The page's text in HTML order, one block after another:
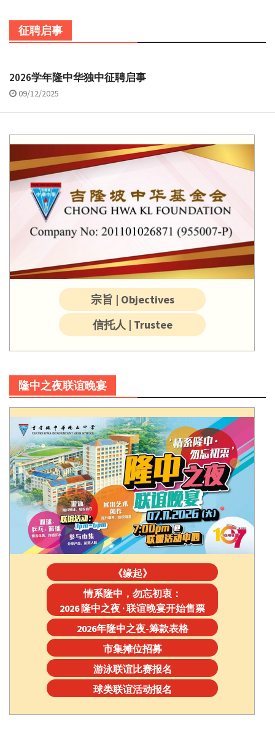
征聘启事
2026学年隆中华独中征聘启事
09/12/2025
宗旨 | Objectives
信托人 | Trustee
隆中之夜联谊晚宴
《缘起》
情系隆中，勿忘初衷：
2026 隆中之夜 · 联谊晚宴开始售票
2026年隆中之夜-筹款表格
市集摊位招募
游泳联谊比赛报名
球类联谊活动报名